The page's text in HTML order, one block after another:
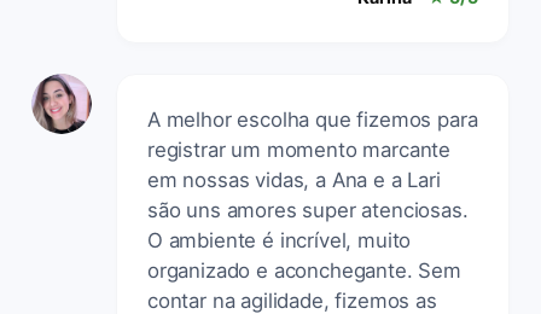
A melhor escolha que fizemos para
registrar um momento marcante
em nossas vidas, a Ana e a Lari
são uns amores super atenciosas.
O ambiente é incrível, muito
organizado e aconchegante. Sem
contar na agilidade, fizemos as